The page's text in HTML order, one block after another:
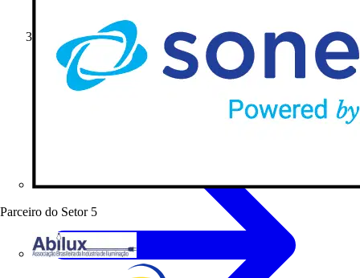
Parceiro do Setor 5
Webinar